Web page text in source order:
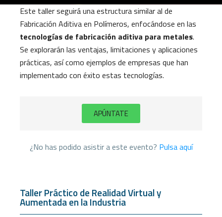
Este taller seguirá una estructura similar al de
Fabricación Aditiva en Polímeros, enfocándose en las
tecnologías de fabricación aditiva para metales.
Se explorarán las ventajas, limitaciones y aplicaciones
prácticas, así como ejemplos de empresas que han
implementado con éxito estas tecnologías.
APÚNTATE
¿No has podido asistir a este evento? Pulsa aquí
Taller Práctico de Realidad Virtual y
Aumentada en la Industria